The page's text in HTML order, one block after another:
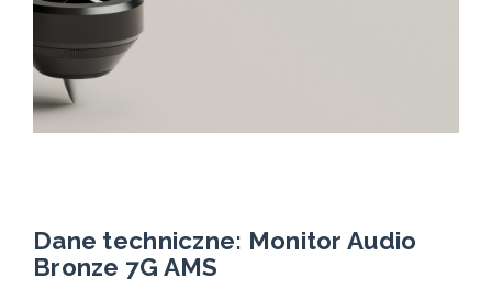
Dane techniczne: Monitor Audio
Bronze 7G AMS